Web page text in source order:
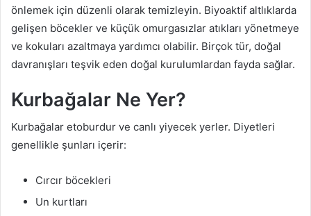
önlemek için düzenli olarak temizleyin. Biyoaktif altlıklarda
gelişen böcekler ve küçük omurgasızlar atıkları yönetmeye
ve kokuları azaltmaya yardımcı olabilir. Birçok tür, doğal
davranışları teşvik eden doğal kurulumlardan fayda sağlar.
Kurbağalar Ne Yer?
Kurbağalar etoburdur ve canlı yiyecek yerler. Diyetleri
genellikle şunları içerir:
Cırcır böcekleri
Un kurtları